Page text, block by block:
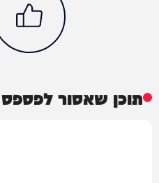
תוכן שאסור לפספס